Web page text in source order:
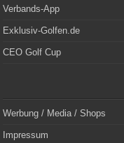
Verbands-App
Exklusiv-Golfen.de
CEO Golf Cup
Werbung / Media / Shops
Impressum